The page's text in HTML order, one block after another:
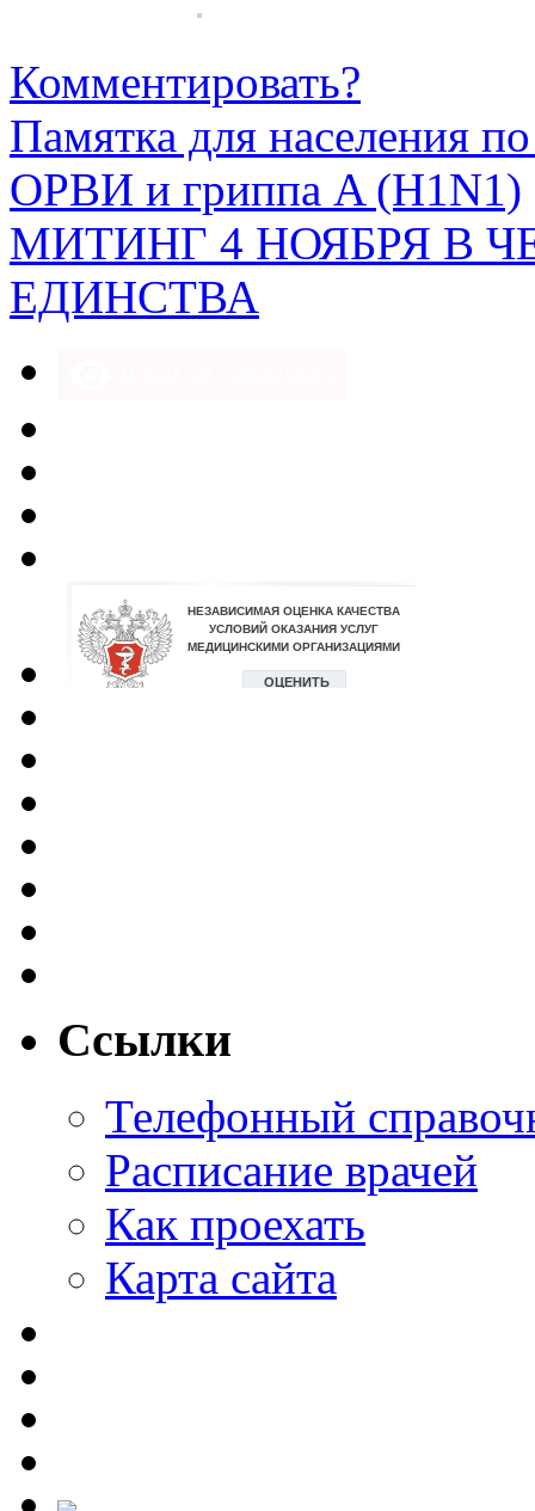
Комментировать?
Памятка для населения
ОРВИ и гриппа A (H1N1)
МИТИНГ 4 НОЯБРЯ В
ЕДИНСТВА
Ссылки
Телефонный
Расписание врачей
Как проехать
Карта сайта